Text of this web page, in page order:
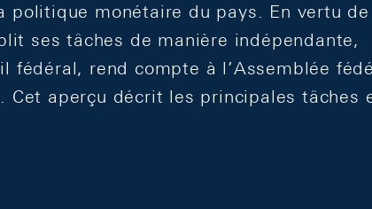
monétaire du pays. En vertu de
ses tâches de manière indépendante,
fédéral, rend compte à l’Assemblée
aperçu décrit les principales tâches